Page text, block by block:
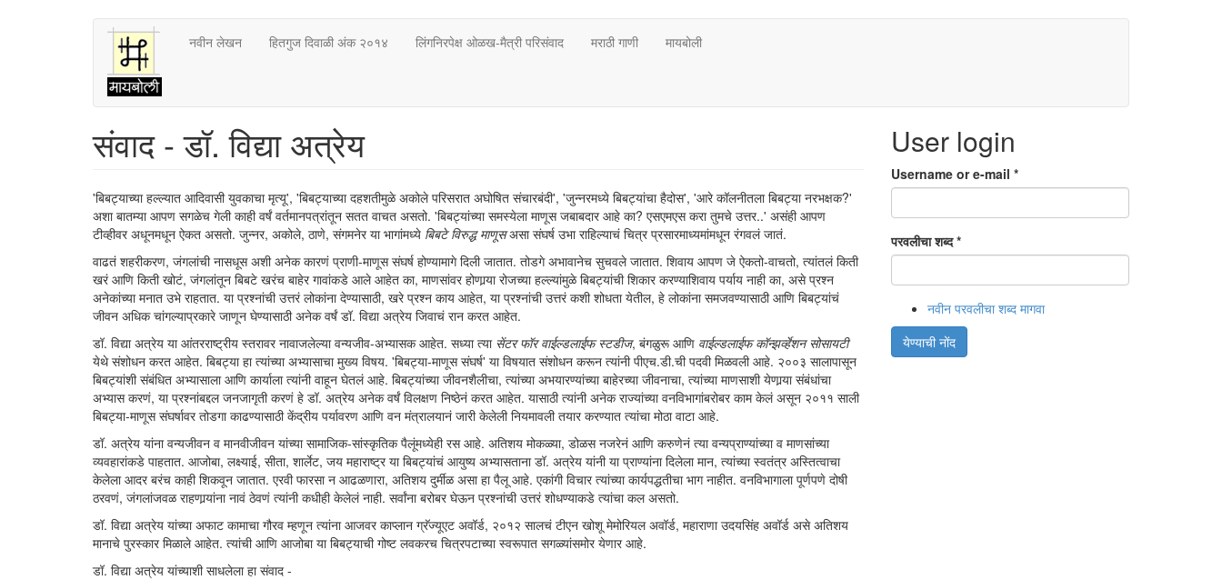
नवीन लेखन हितगुज दिवाळी अंक २०१४ लिंगनिरपेक्ष ओळख-मैत्री परिसंवाद मराठी गाणी मायबोली
संवाद - डॉ. विद्या अत्रेय
'बिबट्याच्या हल्ल्यात आदिवासी युवकाचा मृत्यू', 'बिबट्याच्या दहशतीमुळे अकोले परिसरात अघोषित संचारबंदी', 'जुन्नरमध्ये बिबट्यांचा हैदोस', 'आरे कॉलनीतला बिबट्या नरभक्षक?'
अशा बातम्या आपण सगळेच गेली काही वर्षं वर्तमानपत्रांतून सतत वाचत असतो. 'बिबट्यांच्या समस्येला माणूस जबाबदार आहे का? एसएमएस करा तुमचे उत्तर..' असंही आपण
टीव्हीवर अधूनमधून ऐकत असतो. जुन्नर, अकोले, ठाणे, संगमनेर या भागांमध्ये बिबटे विरुद्ध माणूसअसा संघर्ष उभा राहिल्याचं चित्र प्रसारमाध्यमांमधून रंगवलं जातं.
वाढतं शहरीकरण, जंगलांची नासधूस अशी अनेक कारणं प्राणी-माणूस संघर्ष होण्यामागे दिली जातात. तोडगे अभावानेच सुचवले जातात. शिवाय आपण जे ऐकतो-वाचतो, त्यांतलं किती
खरं आणि किती खोटं, जंगलांतून बिबटे खरंच बाहेर गावांकडे आले आहेत का, माणसांवर होणार्‍या रोजच्या हल्ल्यांमुळे बिबट्यांची शिकार करण्याशिवाय पर्याय नाही का, असे प्रश्न
अनेकांच्या मनात उभे राहतात. या प्रश्नांची उत्तरं लोकांना देण्यासाठी, खरे प्रश्न काय आहेत, या प्रश्नांची उत्तरं कशी शोधता येतील, हे लोकांना समजवण्यासाठी आणि बिबट्यांचं
जीवन अधिक चांगल्याप्रकारे जाणून घेण्यासाठी अनेक वर्षं डॉ. विद्या अत्रेय जिवाचं रान करत आहेत.
डॉ. विद्या अत्रेय या आंतरराष्ट्रीय स्तरावर नावाजलेल्या वन्यजीव-अभ्यासक आहेत. सध्या त्या सेंटर फॉर वाईल्डलाईफ स्टडीज, बंगळुरू आणि वाईल्डलाईफ कॉन्झर्व्हेशन सोसायटी
येथे संशोधन करत आहेत. बिबट्या हा त्यांच्या अभ्यासाचा मुख्य विषय. 'बिबट्या-माणूस संघर्ष' या विषयात संशोधन करून त्यांनी पीएच.डी.ची पदवी मिळवली आहे. २००३ सालापासून
बिबट्यांशी संबंधित अभ्यासाला आणि कार्याला त्यांनी वाहून घेतलं आहे. बिबट्यांच्या जीवनशैलीचा, त्यांच्या अभयारण्यांच्या बाहेरच्या जीवनाचा, त्यांच्या माणसाशी येणार्‍या संबंधांचा
अभ्यास करणं, या प्रश्नांबद्दल जनजागृती करणं हे डॉ. अत्रेय अनेक वर्षं विलक्षण निष्ठेनं करत आहेत. यासाठी त्यांनी अनेक राज्यांच्या वनविभागांबरोबर काम केलं असून २०११ साली
बिबट्या-माणूस संघर्षावर तोडगा काढण्यासाठी केंद्रीय पर्यावरण आणि वन मंत्रालयानं जारी केलेली नियमावली तयार करण्यात त्यांचा मोठा वाटा आहे.
डॉ. अत्रेय यांना वन्यजीवन व मानवीजीवन यांच्या सामाजिक-सांस्कृतिक पैलूंमध्येही रस आहे. अतिशय मोकळ्या, डोळस नजरेनं आणि करुणेनं त्या वन्यप्राण्यांच्या व माणसांच्या
व्यवहारांकडे पाहतात. आजोबा, लक्ष्याई, सीता, शार्लेट, जय महाराष्ट्र या बिबट्यांचं आयुष्य अभ्यासताना डॉ. अत्रेय यांनी या प्राण्यांना दिलेला मान, त्यांच्या स्वतंत्र अस्तित्वाचा
केलेला आदर बरंच काही शिकवून जातात. एरवी फारसा न आढळणारा, अतिशय दुर्मीळ असा हा पैलू आहे. एकांगी विचार त्यांच्या कार्यपद्धतीचा भाग नाहीत. वनविभागाला पूर्णपणे दोषी
ठरवणं, जंगलांजवळ राहणार्‍यांना नावं ठेवणं त्यांनी कधीही केलेलं नाही. सर्वांना बरोबर घेऊन प्रश्नांची उत्तरं शोधण्याकडे त्यांचा कल असतो.
डॉ. विद्या अत्रेय यांच्या अफाट कामाचा गौरव म्हणून त्यांना आजवर काप्लान ग्रॅज्यूएट अवॉर्ड, २०१२ सालचं टीएन खोशू मेमोरियल अवॉर्ड, महाराणा उदयसिंह अवॉर्ड असे अतिशय
मानाचे पुरस्कार मिळाले आहेत. त्यांची आणि आजोबा या बिबट्याची गोष्ट लवकरच चित्रपटाच्या स्वरूपात सगळ्यांसमोर येणार आहे.
डॉ. विद्या अत्रेय यांच्याशी साधलेला हा संवाद -
User login
Username or e-mail *
परवलीचा शब्द*
नवीन परवलीचा शब्द मागवा
येण्याची नोंद